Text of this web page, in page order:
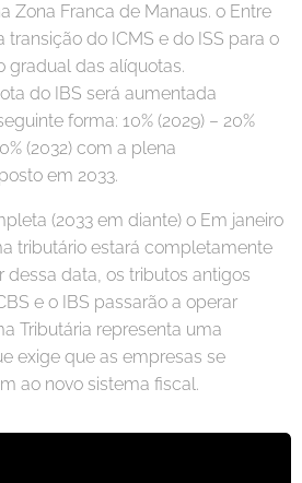
Zona Franca de Manaus. o Entre
transição do ICMS e do ISS para o
gradual das alíquotas.
do IBS será aumentada
forma: 10% (2029) – 20%
(2032) com a plena
em 2033.
(2033 em diante) o Em janeiro
tributário estará completamente
dessa data, os tributos antigos
e o IBS passarão a operar
Tributária representa uma
exige que as empresas se
ao novo sistema fiscal.